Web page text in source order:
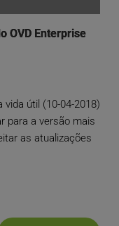
OVD Enterprise
vida útil (10-04-2018)
para a versão mais
as atualizações